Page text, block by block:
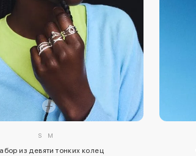
S M
из девяти тонких колец